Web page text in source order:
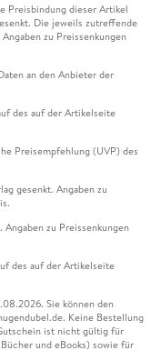
Preisbindung dieser Artikel
Die jeweils zutreffende
zu Preissenkungen
an den Anbieter der
des auf der Artikelseite
Preisempfehlung (UVP) des
gesenkt. Angaben zu
zu Preissenkungen
des auf der Artikelseite
Sie können den
Keine Bestellung
ist nicht gültig für
und eBooks) sowie für